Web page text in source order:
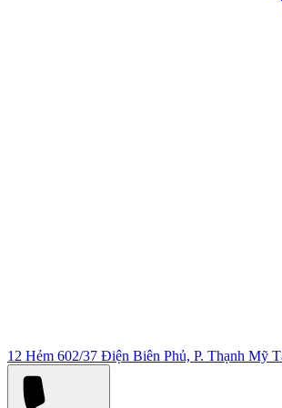
12 Hẻm 602/37 Điện Biên Phủ, P. Thạnh Mỹ